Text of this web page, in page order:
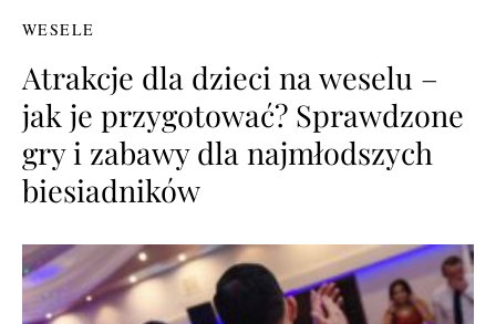
WESELE
Atrakcje dla dzieci na weselu –
jak je przygotować? Sprawdzone
gry i zabawy dla najmłodszych
biesiadników